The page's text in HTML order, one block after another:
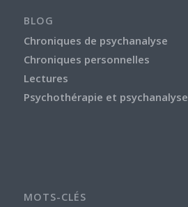
BLOG
Chroniques de psychanalyse
Chroniques personnelles
Lectures
Psychothérapie et psychanalyse
MOTS-CLÉS